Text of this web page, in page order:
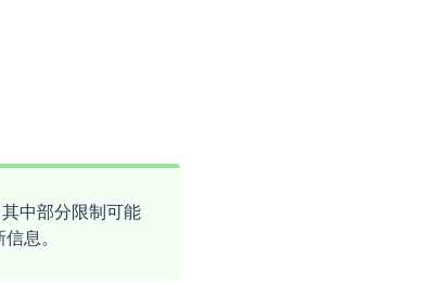
中部分限制可能
息。